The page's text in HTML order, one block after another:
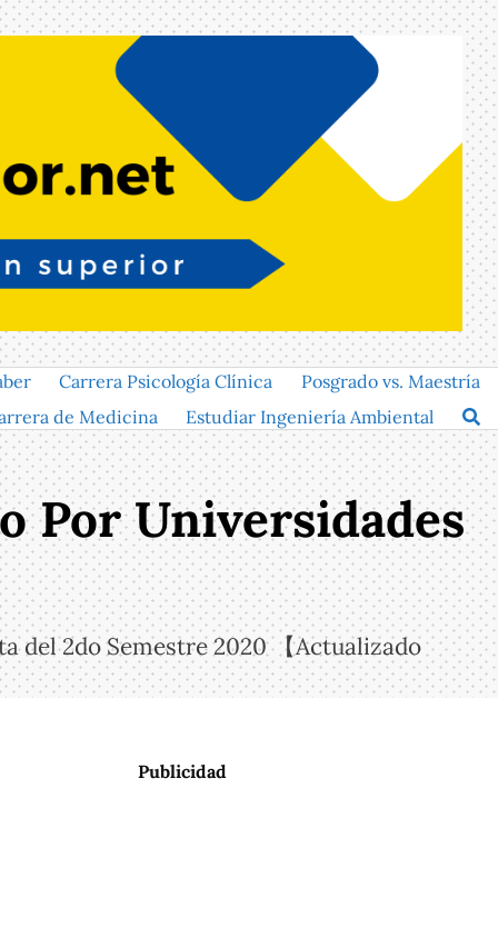
Carrera Psicología Clínica
Posgrado vs. Maestría
de Medicina Estudiar Ingeniería Ambiental
Por Universidades
del 2do Semestre 2020 【Actualizado
Publicidad